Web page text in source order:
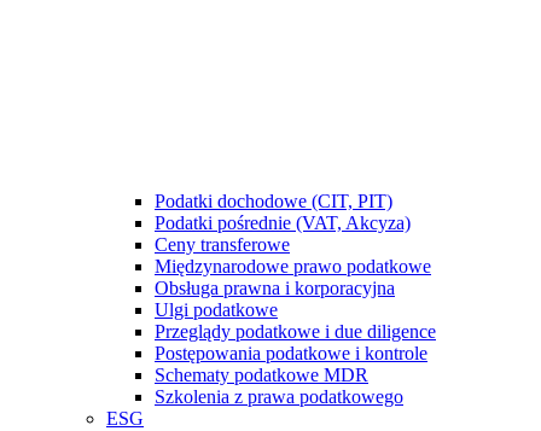
Podatki dochodowe (CIT, PIT)
Podatki pośrednie (VAT, Akcyza)
Ceny transferowe
Międzynarodowe prawo podatkowe
Obsługa prawna i korporacyjna
Ulgi podatkowe
Przeglądy podatkowe i due diligence
Postępowania podatkowe i kontrole
Schematy podatkowe MDR
Szkolenia z prawa podatkowego
ESG